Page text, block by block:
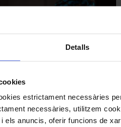
Detalls
estrictament necessàries
necessàries, utilitzem
els anuncis, oferir funcions de
a Peralada: un